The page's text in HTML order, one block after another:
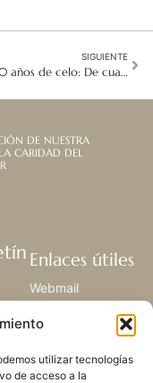
utilizar tecnologías
de acceso a la
SIGUIENTE
200 años de celo: De cuatro hermanas al mundo
DE NUESTRA
CARIDAD DEL
de
Enlaces útiles
Webmail
Centro de Recursos
Mapa del sitio